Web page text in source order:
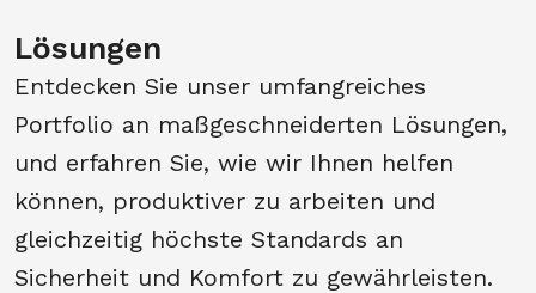
Lösungen
Entdecken Sie unser umfangreiches
Portfolio an maßgeschneiderten Lösungen,
und erfahren Sie, wie wir Ihnen helfen
können, produktiver zu arbeiten und
gleichzeitig höchste Standards an
Sicherheit und Komfort zu gewährleisten.